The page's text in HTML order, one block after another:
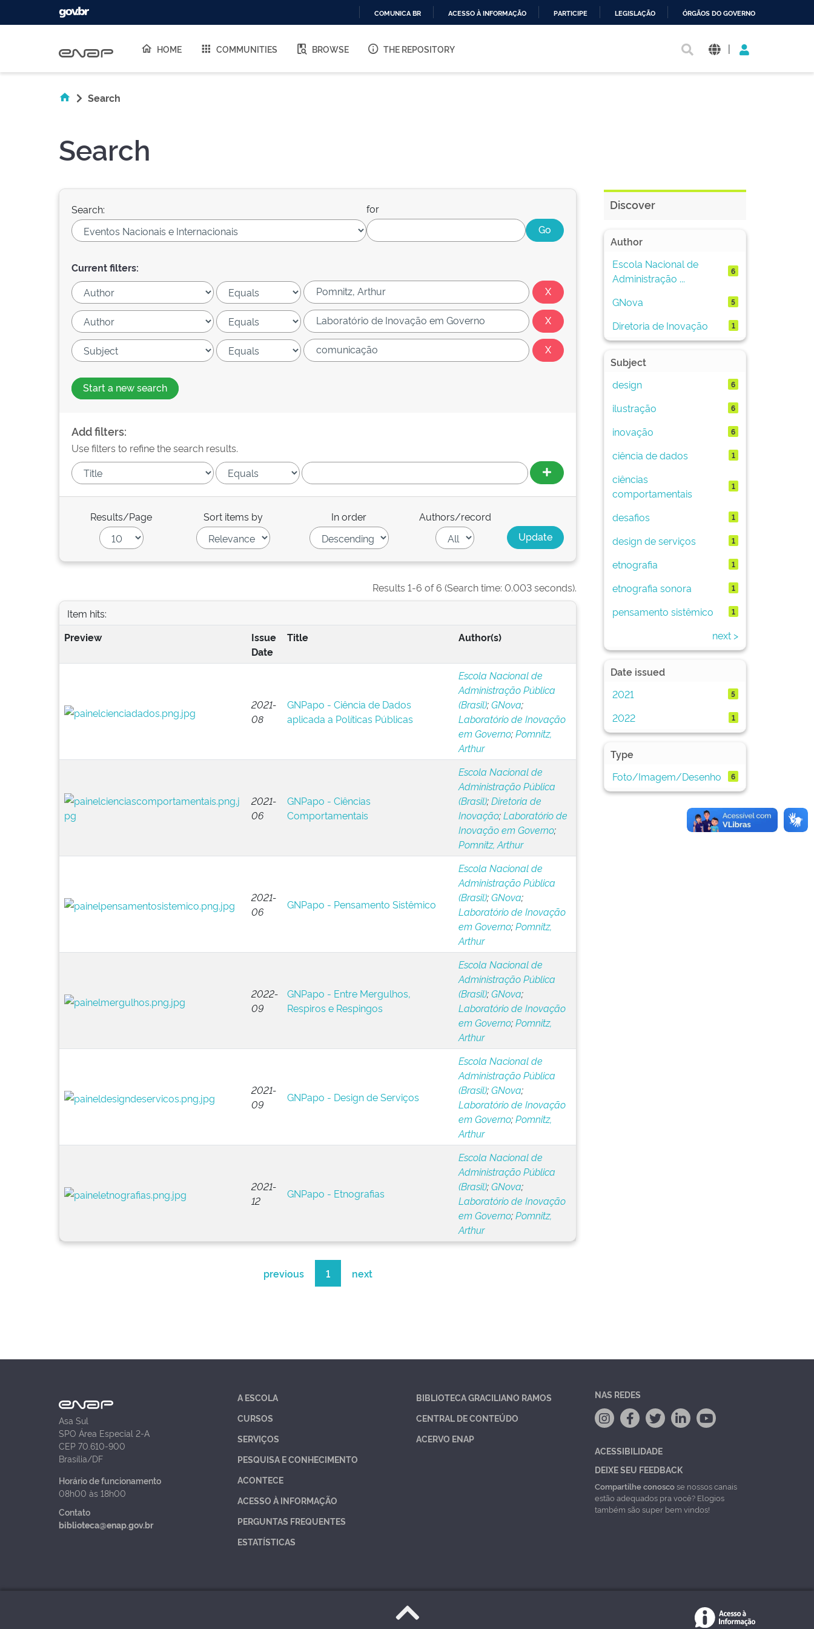
O
COMUNICA BR ACESSO À INFORMAÇÃO PARTICIPE LEGISLAÇÃO ÓRGÃOS DO GOVERNO
HOME COMMUNITIES BROWSE THE REPOSITORY |
Search
Search
Search: for
Current filters:
Start a new search
Add filters:
Use filters to refine the search results.
Results/Page Sort items by In order Authors/record
Results 1-6 of 6 (Search time: 0.003 seconds).
Item hits:
Preview
Issue
Date
Title Author(s)
2021-
08
GNPapo - Ciência de Dados
aplicada a Políticas Públicas
Escola Nacional de
Administração Pública
(Brasil);GNova;
Laboratório de Inovação
em Governo;Pomnitz,
Arthur
2021-
06
GNPapo - Ciências
Comportamentais
Escola Nacional de
Administração Pública
(Brasil);Diretoria de
Inovação;Laboratório de
Inovação em Governo;
Pomnitz, Arthur
2021-
06
GNPapo - Pensamento Sistêmico
Escola Nacional de
Administração Pública
(Brasil);GNova;
Laboratório de Inovação
em Governo;Pomnitz,
Arthur
2022-
09
GNPapo - Entre Mergulhos,
Respiros e Respingos
Escola Nacional de
Administração Pública
(Brasil);GNova;
Laboratório de Inovação
em Governo;Pomnitz,
Arthur
2021-
09
GNPapo - Design de Serviços
Escola Nacional de
Administração Pública
(Brasil);GNova;
Laboratório de Inovação
em Governo;Pomnitz,
Arthur
2021-
12
GNPapo - Etnografias
Escola Nacional de
Administração Pública
(Brasil);GNova;
Laboratório de Inovação
em Governo;Pomnitz,
Arthur
previous 1 next
Discover
Author
Escola Nacional de
Administração ...
6
GNova 5
Diretoria de Inovação 1
Subject
design
6
ilustração 6
inovação 6
ciência de dados 1
ciências
comportamentais
1
desafios 1
design de serviços 1
etnografia 1
etnografia sonora 1
pensamento sistêmico 1
next >
Date issued
2021
5
2022 1
Type
Foto/Imagem/Desenho
6
Asa Sul
SPO Área Especial 2-A
CEP 70.610-900
Brasília/DF
Horário de funcionamento
08h00 às 18h00
Contato
biblioteca@enap.gov.br
A ESCOLA
CURSOS
SERVIÇOS
PESQUISA E CONHECIMENTO
ACONTECE
ACESSO À INFORMAÇÃO
PERGUNTAS FREQUENTES
ESTATÍSTICAS
BIBLIOTECA GRACILIANO RAMOS
CENTRAL DE CONTEÚDO
ACERVO ENAP
NAS REDES
ACESSIBILIDADE
DEIXE SEU FEEDBACK
Compartilhe conoscose nossos canais
estão adequados pra você? Elogios
também são super bem vindos!